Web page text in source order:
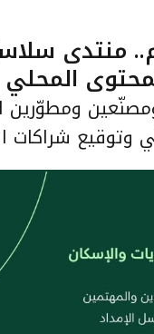
منتدى
المحلي
ومطوّرين
وتوقيع شراكات